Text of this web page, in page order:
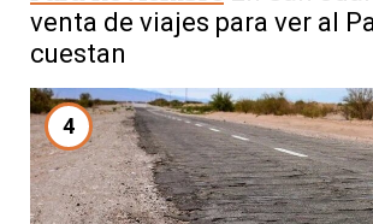
venta de viajes para ver al
cuestan
4